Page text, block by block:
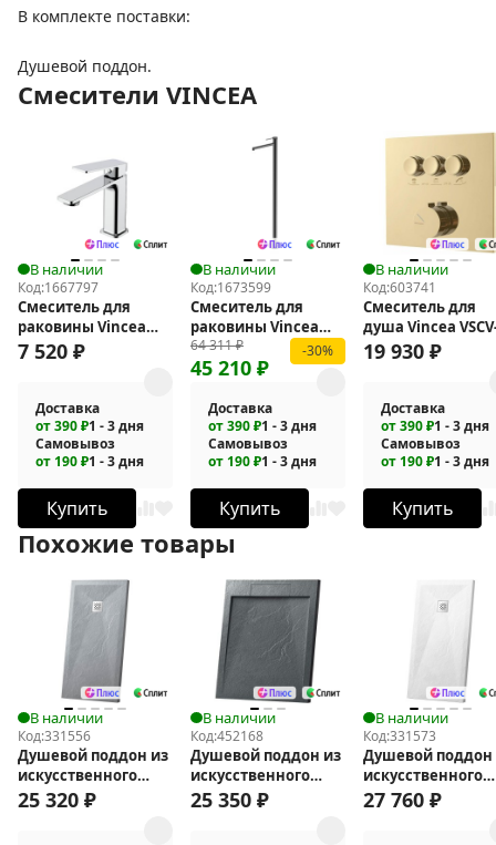
В комплекте поставки:
Душевой поддон.
Смесители VINCEA
В наличии
Код:1667797
Смеситель для
раковины Vincea
Core VBF-4CO1CH
7 520 ₽
Доставка
от 390 ₽1 - 3 дня
Самовывоз
от 190 ₽1 - 3 дня
Купить
В наличии
Код:1673599
Смеситель для
раковины Vincea
Rim VFBF-2R1GM
64 311₽
45 210 ₽
-30%
Доставка
от 390 ₽1 - 3 дня
Самовывоз
от 190 ₽1 - 3 дня
Купить
В наличии
Код:603741
Смеситель для
душа Vincea
431BG4
19 930 ₽
Доставка
от 390 ₽1 - 3 дня
Самовывоз
от 190 ₽1 - 3 дня
Купить
Похожие товары
В наличии
Код:331556
Душевой поддон из
искусственного
камня Vincea 120x80
25 320 ₽
В наличии
Код:452168
Душевой поддон из
искусственного
камня Vincea 90х90
25 350 ₽
В наличии
Код:331573
Душевой поддон
искусственного
камня Vincea
27 760 ₽